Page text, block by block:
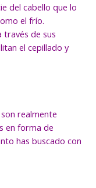
del cabello que lo
el frío.
través de sus
el cepillado y
realmente
en forma de
has buscado con